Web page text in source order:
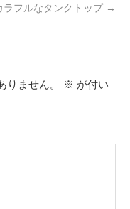
ラフルなタンクトップ →
ません。 ※ が付い